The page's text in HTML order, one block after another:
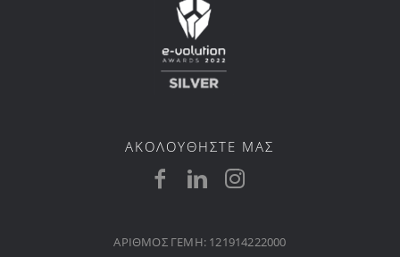
ΑΚΟΛΟΥΘΗΣΤΕ ΜΑΣ
ΑΡΙΘΜΟΣ ΓΕΜΗ: 121914222000